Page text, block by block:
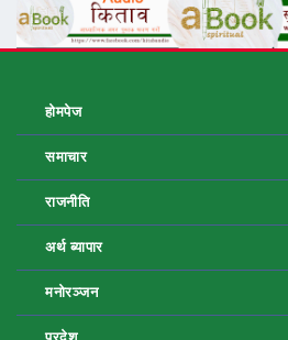
होमपेज
समाचार
राजनीति
अर्थ ब्यापार
मनोरञ्जन